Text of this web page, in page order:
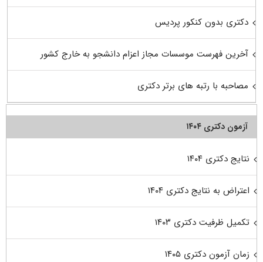
دکتری بدون کنکور پردیس
آخرین فهرست موسسات مجاز اعزام دانشجو به خارج کشور
مصاحبه با رتبه های برتر دکتری
آزمون دکتری ۱۴۰۴
نتایج دکتری ۱۴۰۴
اعتراض به نتایج دکتری ۱۴۰۴
تکمیل ظرفیت دکتری ۱۴۰۳
زمان آزمون دکتری ۱۴۰۵